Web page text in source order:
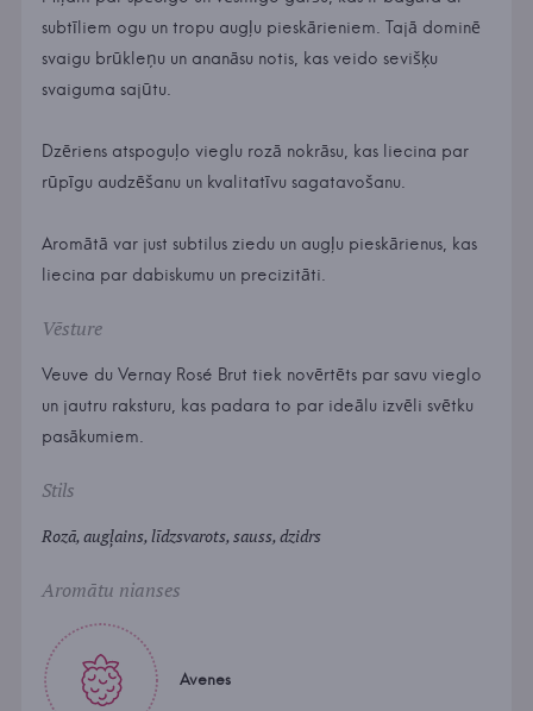
subtīliem ogu un tropu augļu pieskārieniem. Tajā dominē
svaigu brūkleņu un ananāsu notis, kas veido sevišķu
svaiguma sajūtu.
Dzēriens atspoguļo vieglu rozā nokrāsu, kas liecina par
rūpīgu audzēšanu un kvalitatīvu sagatavošanu.
Aromātā var just subtilus ziedu un augļu pieskārienus, kas
liecina par dabiskumu un precizitāti.
Vēsture
Veuve du Vernay Rosé Brut tiek novērtēts par savu vieglo
un jautru raksturu, kas padara to par ideālu izvēli svētku
pasākumiem.
Stils
Rozā, augļains, līdzsvarots, sauss, dzidrs
Aromātu nianses
Avenes